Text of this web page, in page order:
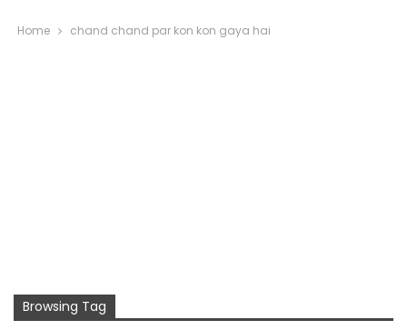
Home chand chand par kon kon gaya hai
Browsing Tag